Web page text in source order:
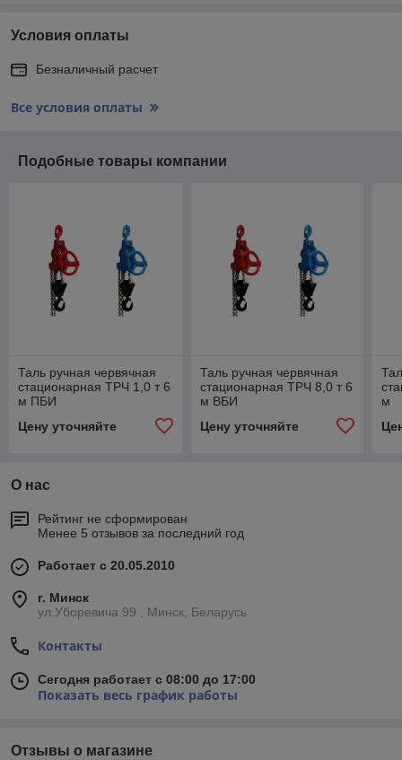
Условия оплаты
Безналичный расчет
Все условия оплаты
Подобные товары компании
Таль ручная червячная
стационарная ТРЧ 1,0 т 6
м ПБИ
Цену уточняйте
Таль ручная червячная
стационарная ТРЧ 8,0 т 6
м ВБИ
Цену уточняйте
м
О нас
Рейтинг не сформирован
Менее 5 отзывов за последний год
Работает с 20.05.2010
г. Минск
ул.Уборевича 99 , Минск, Беларусь
Контакты
Сегодня работает с 08:00 до 17:00
Показать весь график работы
Отзывы о магазине